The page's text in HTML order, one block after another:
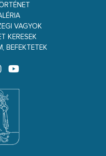
VAGYOK
KERESEK
BEFEKTETEK